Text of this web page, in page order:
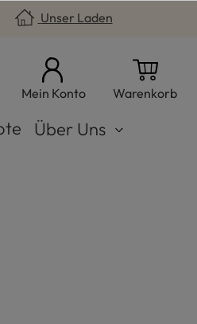
Unser Laden
Du hast 0 Produkte auf dem
Mein Konto Warenkorb
Über Uns